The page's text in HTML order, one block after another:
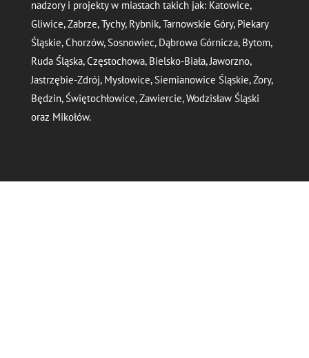
nadzory i projekty w miastach takich jak: Katowice,
Gliwice, Zabrze, Tychy, Rybnik, Tarnowskie Góry, Piekary
Śląskie, Chorzów, Sosnowiec, Dąbrowa Górnicza, Bytom,
Ruda Śląska, Częstochowa, Bielsko-Biała, Jaworzno,
Jastrzębie-Zdrój, Mysłowice, Siemianowice Śląskie, Żory,
Będzin, Świętochłowice, Zawiercie, Wodzisław Śląski
oraz Mikołów.